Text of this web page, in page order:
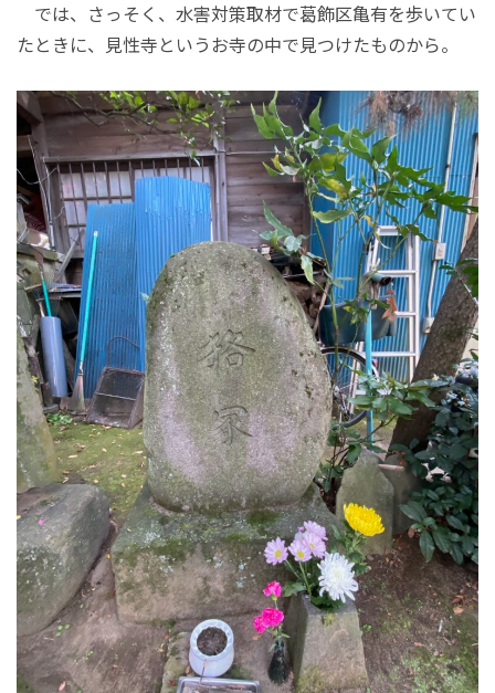
では、さっそく、水害対策取材で葛飾区亀有を歩いてい
たときに、見性寺というお寺の中で見つけたものから。